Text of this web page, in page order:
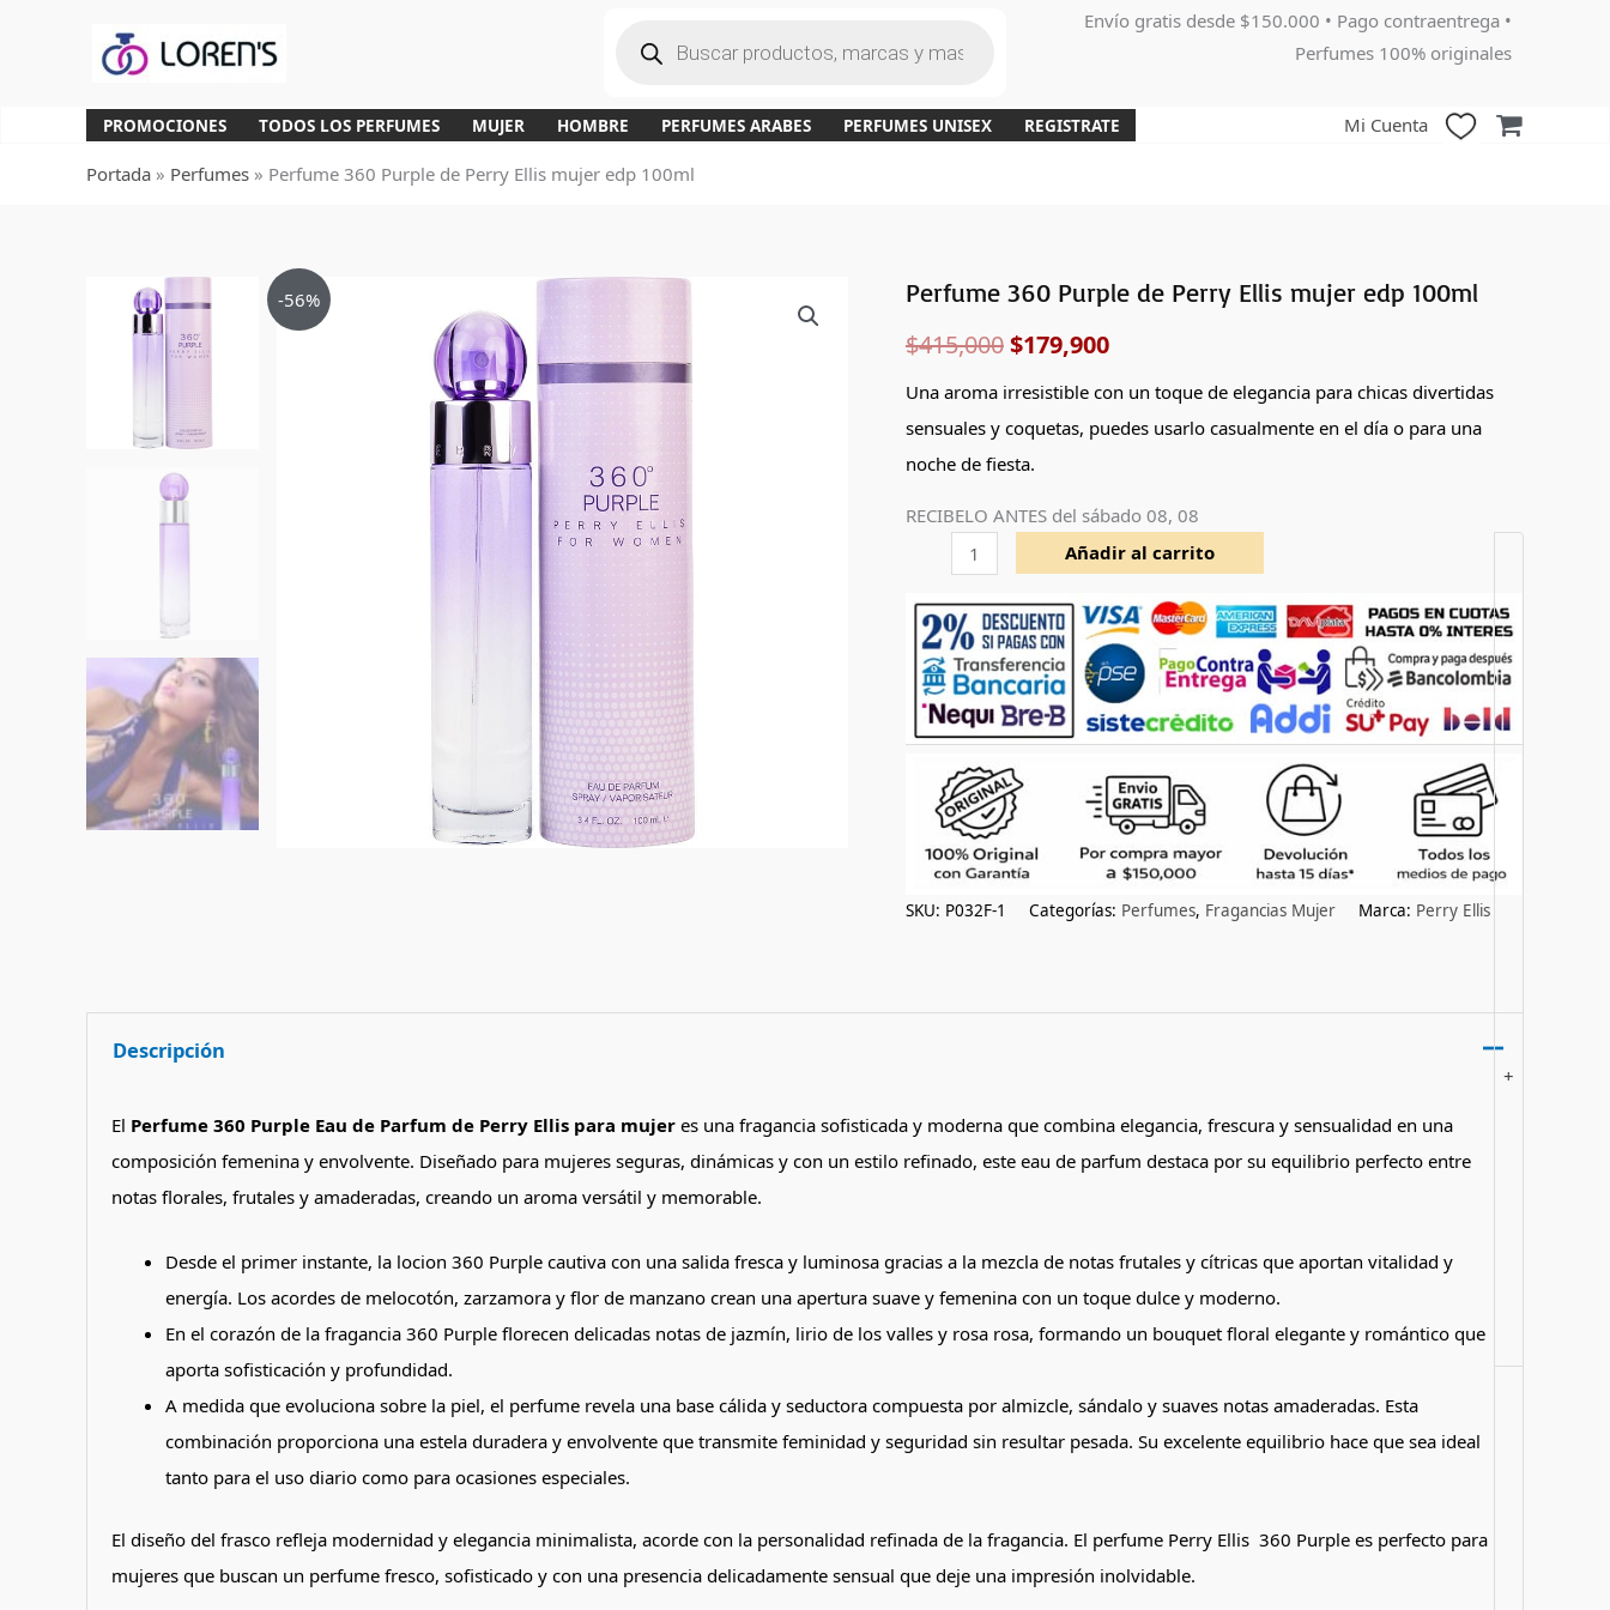
a
d
e
r
o
s
Envío gratis desde $150.000 • Pago contraentrega •
Perfumes 100% originales
PROMOCIONES TODOS LOS PERFUMES MUJER HOMBRE PERFUMES ARABES PERFUMES UNISEX REGISTRATE Mi Cuenta
Portada » Perfumes » Perfume 360 Purple de Perry Ellis mujer edp 100ml
-56%
Perfume 360 Purple de Perry Ellis mujer edp 100ml
$415,000
El
precio
original
era:
$179,900
El
precio
actual
es:
Una aroma irresistible con un toque de elegancia para chicas divertidas
sensuales y coquetas, puedes usarlo casualmente en el día o para una
noche de fiesta.
RECIBELO ANTES del sábado 08, 08
Perfume
Purple
de
Perry
edp
cantidad
+
Añadir al carrito
SKU: P032F-1 Categorías: Perfumes, Fragancias Mujer Marca: Perry Ellis
Descripción
El Perfume 360 Purple Eau de Parfum de Perry Ellis para mujeres una fragancia sofisticada y moderna que combina elegancia, frescura y sensualidad en una
composición femenina y envolvente. Diseñado para mujeres seguras, dinámicas y con un estilo refinado, este eau de parfum destaca por su equilibrio perfecto entre
notas florales, frutales y amaderadas, creando un aroma versátil y memorable.
Desde el primer instante, la locion 360 Purple cautiva con una salida fresca y luminosa gracias a la mezcla de notas frutales y cítricas que aportan vitalidad y
energía. Los acordes de melocotón, zarzamora y flor de manzano crean una apertura suave y femenina con un toque dulce y moderno.
En el corazón de la fragancia 360 Purple florecen delicadas notas de jazmín, lirio de los valles y rosa rosa, formando un bouquet floral elegante y romántico que
aporta sofisticación y profundidad.
A medida que evoluciona sobre la piel, el perfume revela una base cálida y seductora compuesta por almizcle, sándalo y suaves notas amaderadas. Esta
combinación proporciona una estela duradera y envolvente que transmite feminidad y seguridad sin resultar pesada. Su excelente equilibrio hace que sea ideal
tanto para el uso diario como para ocasiones especiales.
El diseño del frasco refleja modernidad y elegancia minimalista, acorde con la personalidad refinada de la fragancia. El perfume Perry Ellis 360 Purple es perfecto para
mujeres que buscan un perfume fresco, sofisticado y con una presencia delicadamente sensual que deje una impresión inolvidable.